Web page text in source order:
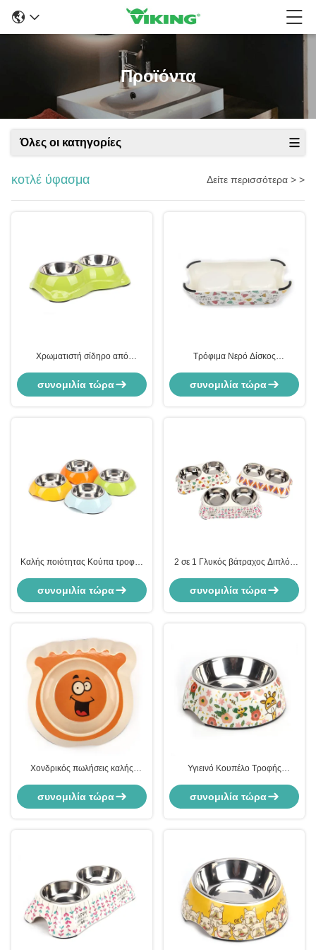
Προϊόντα
Όλες οι κατηγορίες
κοτλέ ύφασμα Δείτε περισσότερα > >
Χρωματιστή σίδηρο από
τροφή μπολ
συνομιλία τώρα
Τρόφιμα Νερό Δίσκος
μπολ
συνομιλία τώρα
Καλής ποιότητας Κούπα τροφής
κατοικίδια από ανοξείδωτο
χάλυβα
συνομιλία τώρα
2 σε 1 Γλυκός βάτραχος Διπλός
για κατοικίδια
συνομιλία τώρα
Χονδρικός πωλήσεις καλής
τροφής για κατοικίδια ζώα
συνομιλία τώρα
Υγιεινό Κουπέλο Τροφής
και την Καλύτερη Τιμή
συνομιλία τώρα